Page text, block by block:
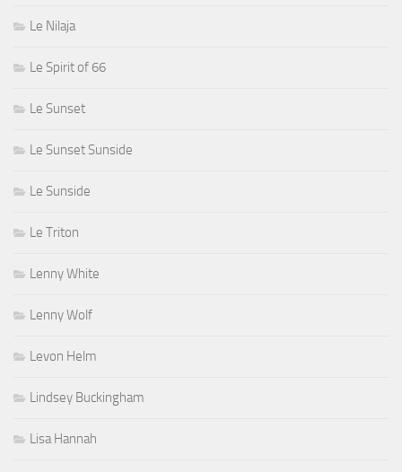
Le Nilaja
Le Spirit of 66
Le Sunset
Le Sunset Sunside
Le Sunside
Le Triton
Lenny White
Lenny Wolf
Levon Helm
Lindsey Buckingham
Lisa Hannah